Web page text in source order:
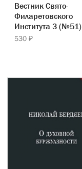
Вестник Свято-
Филаретовского
Института 3 (№51)
530 ₽